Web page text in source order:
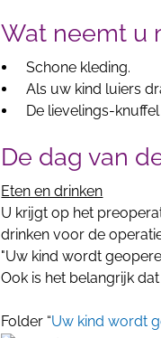
Wat neemt u
Schone kleding.
Als uw kind luiers
De lievelings-
De dag van
Eten en drinken
U krijgt op het
drinken voor de
"Uw kind wordt
Ook is het belangrijk
Folder “Uw kind wordt